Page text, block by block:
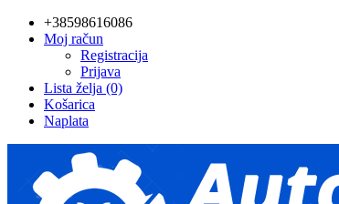
+38598616086
Moj račun
Registracija
Prijava
Lista želja (0)
Košarica
Naplata